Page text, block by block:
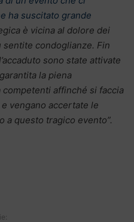
ha suscitato grande
è vicina al dolore dei
condoglianze. Fin
sono state attivate
la piena
affinché si faccia
vengano accertate le
a questo tragico evento”.